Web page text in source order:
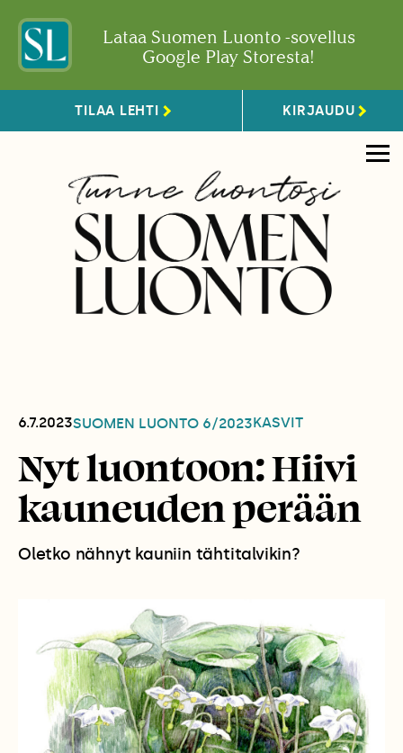
Lataa Suomen Luonto -sovellus
Google Play Storesta!
TILAA LEHTI KIRJAUDU
6.7.2023SUOMEN LUONTO 6/2023KASVIT
Nyt luontoon: Hiivi
kauneuden perään
Oletko nähnyt kauniin tähtitalvikin?